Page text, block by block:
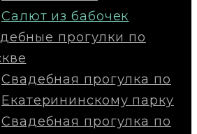
Салют из бабочек
прогулки по
Свадебная прогулка по
Екатерининскому парку
Свадебная прогулка по